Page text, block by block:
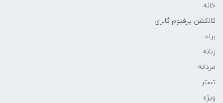
خانه
کالکشن پرفیوم گالری
برند
زنانه
مردانه
تستر
ویژه